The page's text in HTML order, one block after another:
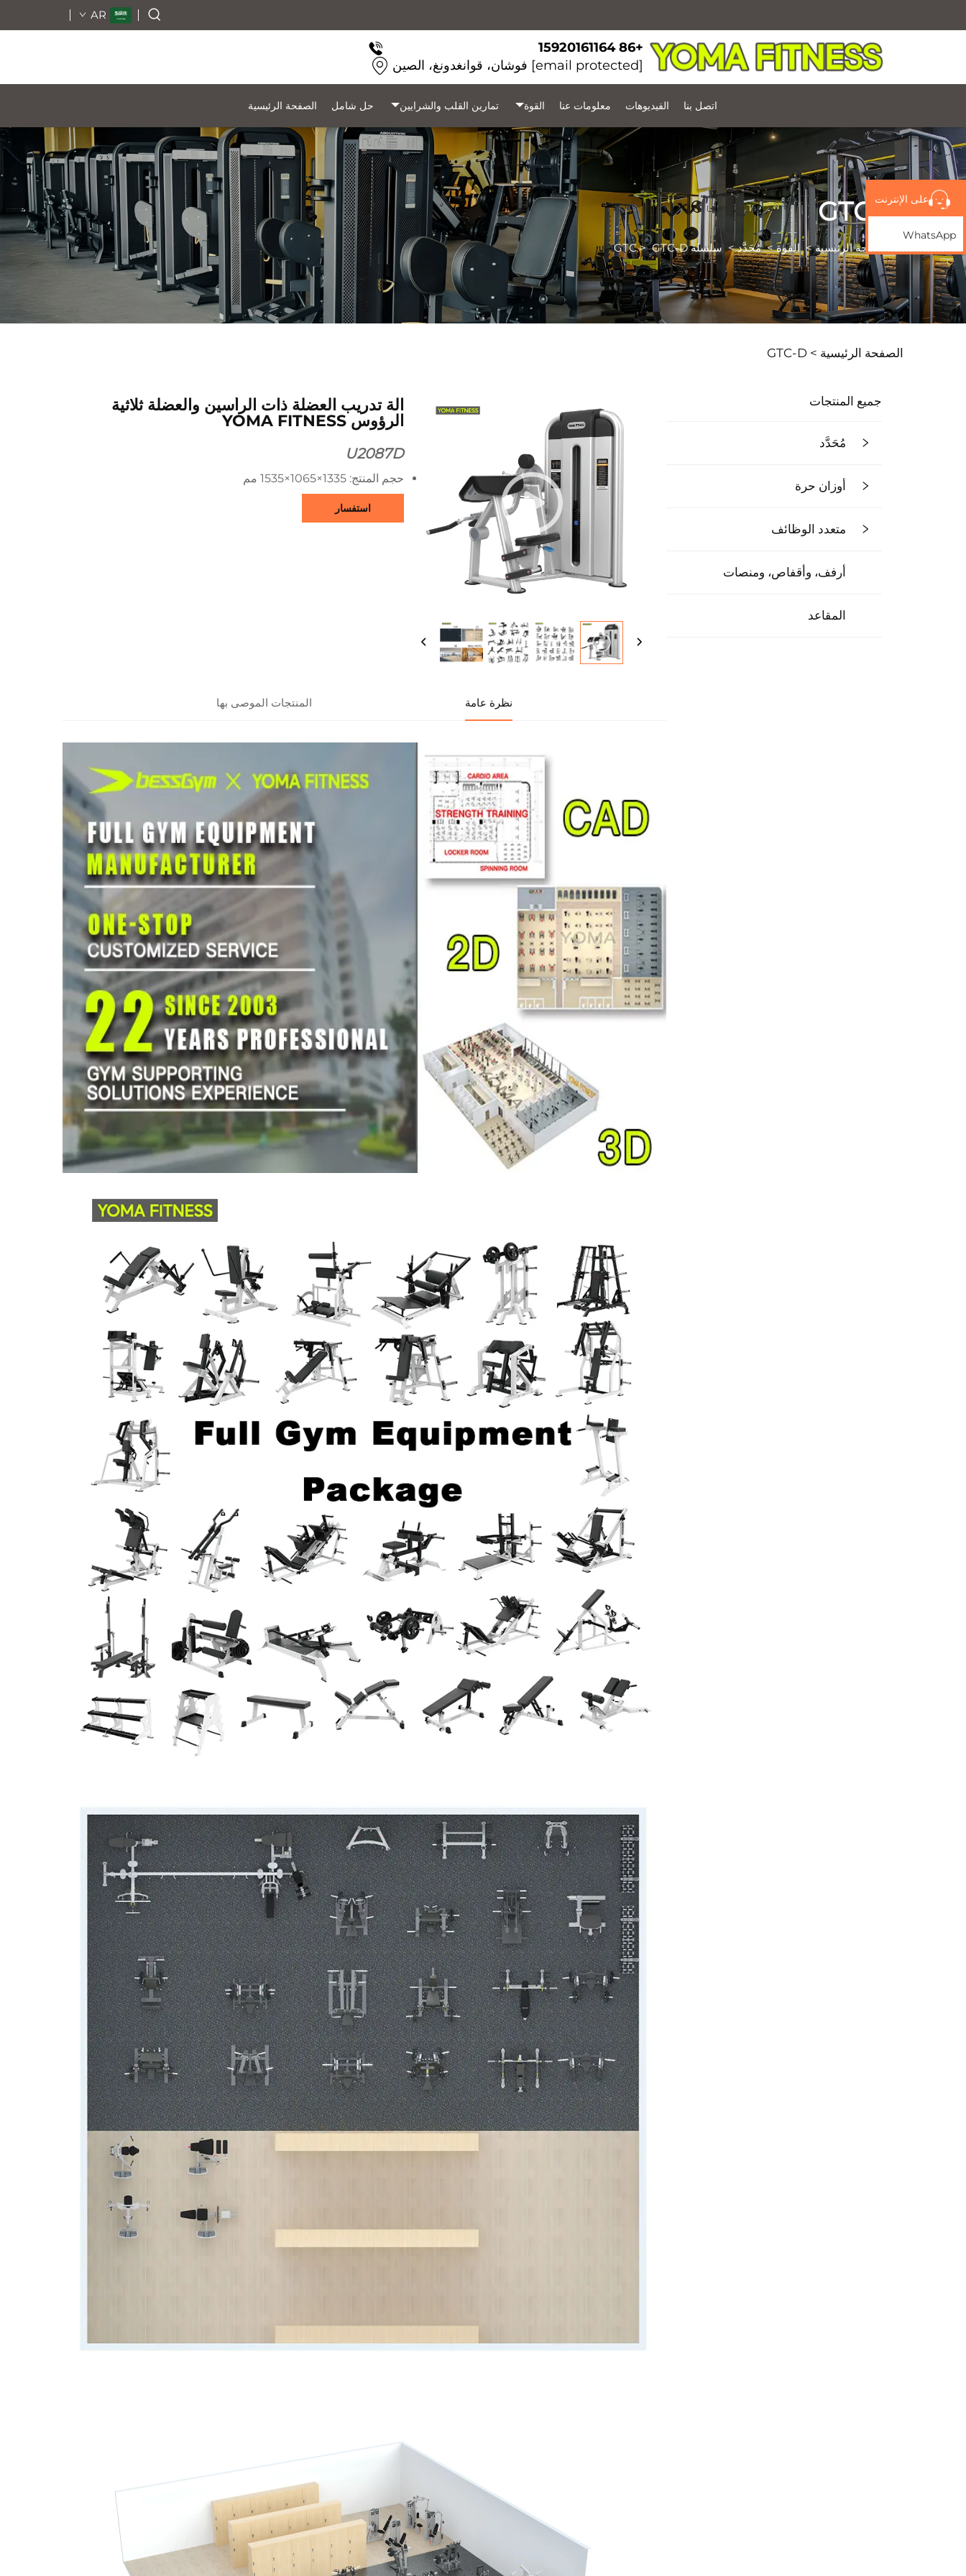
AR
+86 15920161164
[email protected]
فوشان، قوانغدونغ، الصين
الصفحة الرئيسية حل شامل تمارين القلب والشرايين القوة معلومات عنا الفيديوهات اتصل بنا
GTC-D
الصفحة الرئيسية>القوة>مُحَدَّد>سلسلة GTC >GTC-D
الصفحة الرئيسية > GTC-D
جميع المنتجات
مُحَدَّد
أوزان حرة
متعدد الوظائف
أرفف، وأقفاص، ومنصات
المقاعد
آلة تدريب العضلة ذات الرأسين والعضلة ثلاثية
الرؤوس YOMA FITNESS
U2087D
حجم المنتج: 1335×1065×1535 مم
استفسار
نظرة عامة المنتجات الموصى بها
على الإنترنت
WhatsApp